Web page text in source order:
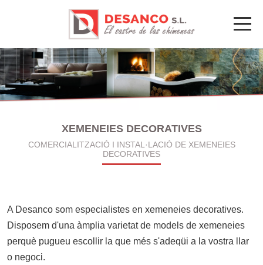
XEMENEIES DECORATIVES
COMERCIALITZACIÓ I INSTAL·LACIÓ DE XEMENEIES
DECORATIVES
A Desanco som especialistes en xemeneies decoratives.
Disposem d'una àmplia varietat de models de xemeneies
perquè pugueu escollir la que més s'adeqüi a la vostra llar
o negoci.